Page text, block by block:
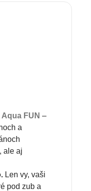
Aqua FUN–
a
ale aj
Len vy, vaši
pod zub a